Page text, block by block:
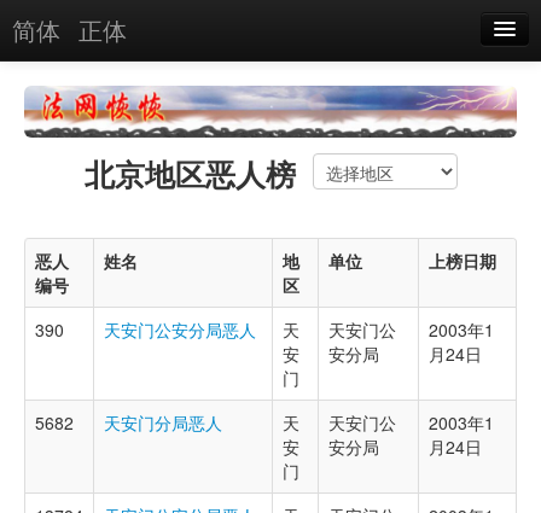
简体 正体
恶报实例
恶人图片
单位图片
搜索
北京地区恶人榜
恶人
编号
姓名
地
区
单位 上榜日期
390 天安门公安分局恶人
天
安
门
天安门公
安分局
2003年1
月24日
5682 天安门分局恶人
天
安
门
天安门公
安分局
2003年1
月24日